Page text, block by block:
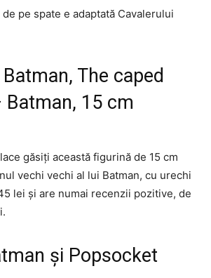
pe spate e adaptată Cavalerului
The caped
15 cm
găsiţi această figurină de 15 cm
vechi vechi al lui Batman, cu urechi
lei şi are numai recenzii pozitive, de
şi Popsocket